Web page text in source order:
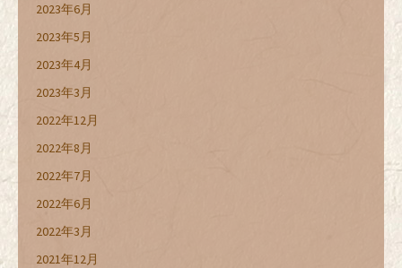
2023年6月
2023年5月
2023年4月
2023年3月
2022年12月
2022年8月
2022年7月
2022年6月
2022年3月
2021年12月